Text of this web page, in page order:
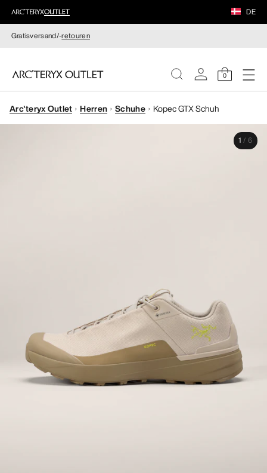
DE
Gratisversand/-retouren
0
DAMEN
Arc'teryx Outlet Herren Schuhe Kopec GTX Schuh
1 / 6